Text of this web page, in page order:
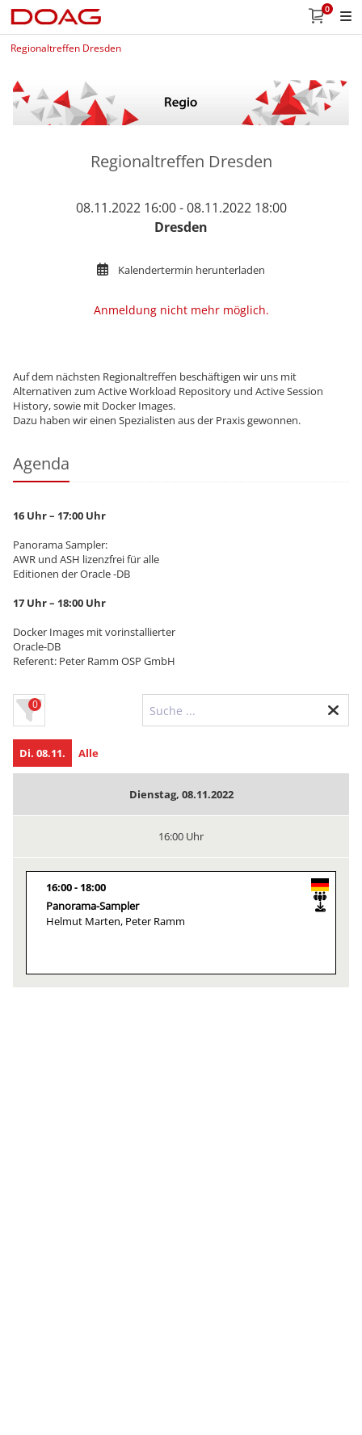
0
Regionaltreffen Dresden
Regionaltreffen Dresden
08.11.2022 16:00 - 08.11.2022 18:00
Dresden
Kalendertermin herunterladen
Anmeldung nicht mehr möglich.
Auf dem nächsten Regionaltreffen beschäftigen wir uns mit
Alternativen zum Active Workload Repository und Active Session
History, sowie mit Docker Images.
Dazu haben wir einen Spezialisten aus der Praxis gewonnen.
Agenda
16 Uhr – 17:00 Uhr
Panorama Sampler:
AWR und ASH lizenzfrei für alle
Editionen der Oracle -DB
17 Uhr – 18:00 Uhr
Docker Images mit vorinstallierter
Oracle-DB
Referent: Peter Ramm OSP GmbH
0
Di. 08.11. Alle
Dienstag, 08.11.2022
16:00 Uhr
16:00
18:00
Panorama-Sampler
Helmut Marten, Peter Ramm